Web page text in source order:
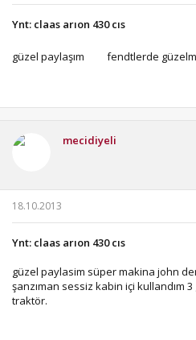
Ynt: claas arıon 430 cıs
güzel paylaşım fendtlerde
mecidiyeli
18.10.2013
Ynt: claas arıon 430 cıs
güzel paylasim süper makina john
şanzıman sessiz kabin içi kullandım 3
traktör.